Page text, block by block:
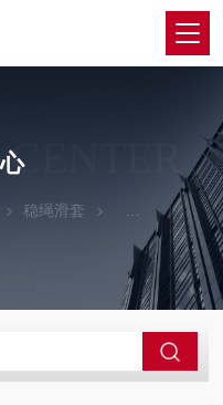
CENTER
稳绳滑套 黄铜稳绳滑套